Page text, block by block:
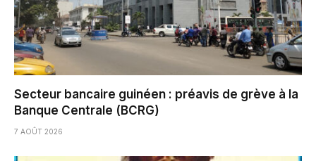
Secteur bancaire guinéen : préavis de grève à la
Banque Centrale (BCRG)
7 AOÛT 2026